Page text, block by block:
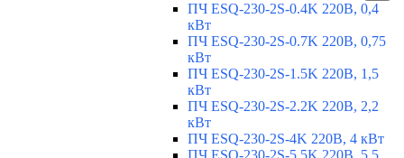
ПЧ ESQ-230-2S-0.4K 220В, 0,4
кВт
ПЧ ESQ-230-2S-0.7K 220В, 0,75
кВт
ПЧ ESQ-230-2S-1.5K 220В, 1,5
кВт
ПЧ ESQ-230-2S-2.2K 220В, 2,2
кВт
ПЧ ESQ-230-2S-4K 220В, 4 кВт